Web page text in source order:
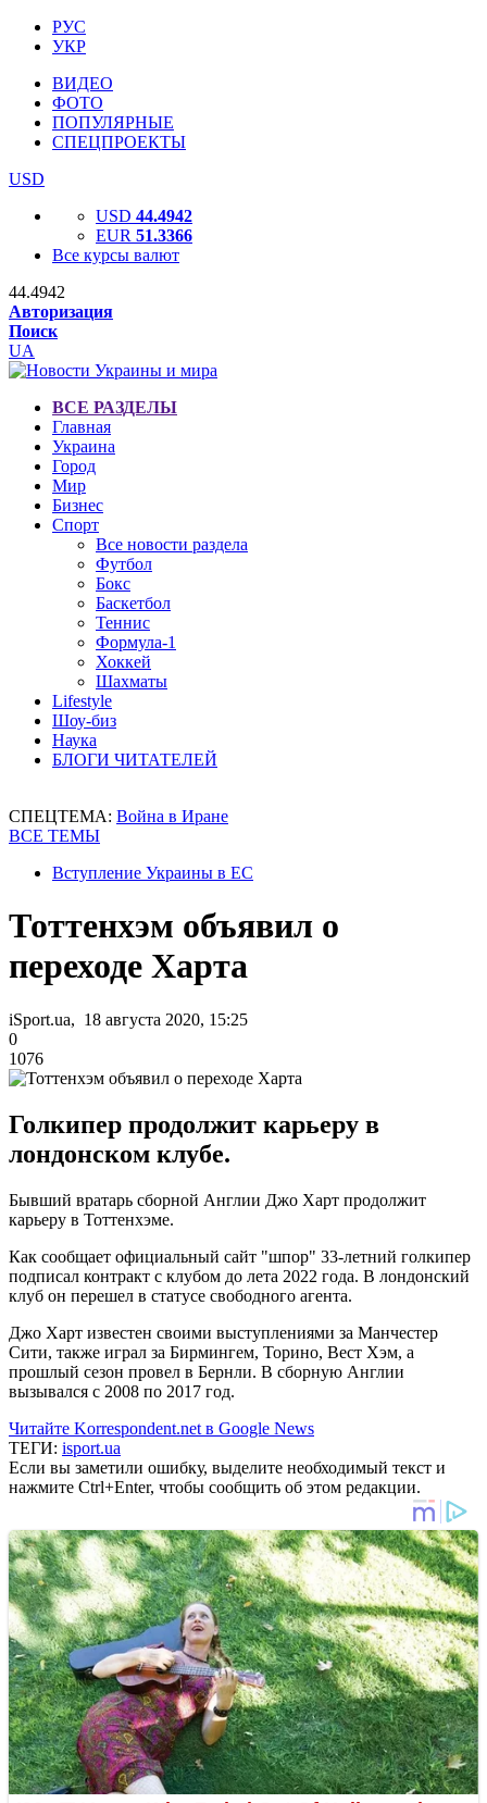
РУС
УКР
ВИДЕО
ФОТО
ПОПУЛЯРНЫЕ
СПЕЦПРОЕКТЫ
USD
USD 44.4942
EUR 51.3366
Все курсы валют
44.4942
Авторизация
Поиск
UA
ВСЕ РАЗДЕЛЫ
Главная
Украина
Город
Мир
Бизнес
Спорт
Все новости раздела
Футбол
Бокс
Баскетбол
Теннис
Формула-1
Хоккей
Шахматы
Lifestyle
Шоу-биз
Наука
БЛОГИ ЧИТАТЕЛЕЙ
СПЕЦТЕМА: Война в Иране
ВСЕ ТЕМЫ
Вступление Украины в ЕС
Тоттенхэм объявил о
переходе Харта
iSport.ua, 18 августа 2020, 15:25
0
1076
Голкипер продолжит карьеру в
лондонском клубе.
Бывший вратарь сборной Англии Джо Харт продолжит
карьеру в Тоттенхэме.
Как сообщает официальный сайт "шпор" 33-летний голкипер
подписал контракт с клубом до лета 2022 года. В лондонский
клуб он перешел в статусе свободного агента.
Джо Харт известен своими выступлениями за Манчестер
Сити, также играл за Бирмингем, Торино, Вест Хэм, а
прошлый сезон провел в Бернли. В сборную Англии
вызывался с 2008 по 2017 год.
Читайте Korrespondent.net в Google News
ТЕГИ: isport.ua
Если вы заметили ошибку, выделите необходимый текст и
нажмите Ctrl+Enter, чтобы сообщить об этом редакции.